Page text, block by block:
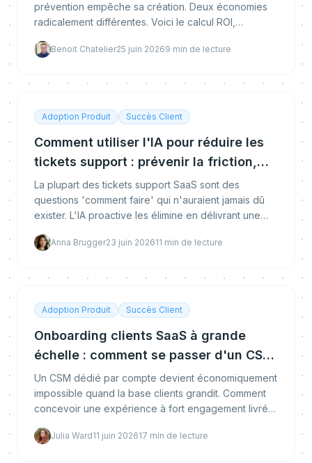
prévention empêche sa création. Deux économies
radicalement différentes. Voici le calcul ROI,
case prêt pour la direction financière.
Benoit Chatelier25 juin 20269 min de lecture
Adoption Produit Succès Client
Comment utiliser l'IA pour réduire les
tickets support : prévenir la friction,
pas seulement la déflexionner
La plupart des tickets support SaaS sont des
questions 'comment faire' qui n'auraient jamais dû
exister. L'IA proactive les élimine en délivrant une
avant que l'utilisateur n'ouvre un ticket. Le
Anna Brugger23 juin 202611 min de lecture
Adoption Produit Succès Client
Onboarding clients SaaS à grande
échelle : comment se passer d'un CSM
par compte
Un CSM dédié par compte devient économiquement
impossible quand la base clients grandit. Comment
concevoir une expérience à fort engagement livrée
segmentation, les déclencheurs comportementaux
Julia Ward11 juin 202617 min de lecture